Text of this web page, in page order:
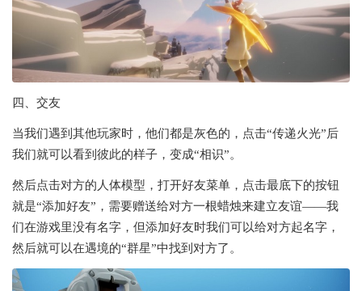
四、交友
当我们遇到其他玩家时，他们都是灰色的，点击“传递火光”后
我们就可以看到彼此的样子，变成“相识”。
然后点击对方的人体模型，打开好友菜单，点击最底下的按钮
就是“添加好友”，需要赠送给对方一根蜡烛来建立友谊――我
们在游戏里没有名字，但添加好友时我们可以给对方起名字，
然后就可以在遇境的“群星”中找到对方了。